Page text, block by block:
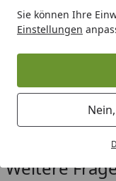
Sie können Ihre
Einstellungen
Wenn Sie in
möchten, weicht
zur Identifikation
verhindert
Fall nach der
Weitere